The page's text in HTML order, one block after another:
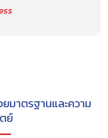
มาตรฐานและความ
ย์